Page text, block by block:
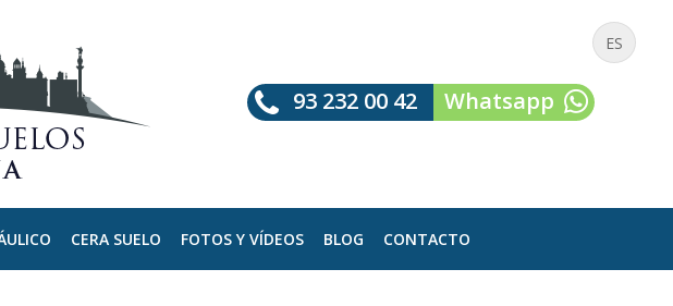
ES
93 232 00 42 Whatsapp
CERA SUELO FOTOS Y VÍDEOS BLOG CONTACTO